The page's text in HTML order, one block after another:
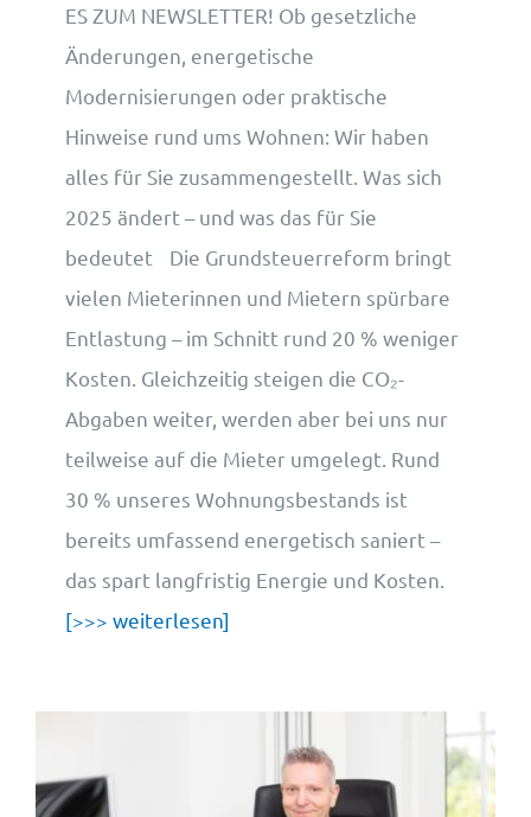
ES ZUM NEWSLETTER! Ob gesetzliche
Änderungen, energetische
Modernisierungen oder praktische
Hinweise rund ums Wohnen: Wir haben
alles für Sie zusammengestellt. Was sich
2025 ändert – und was das für Sie
bedeutet Die Grundsteuerreform bringt
vielen Mieterinnen und Mietern spürbare
Entlastung – im Schnitt rund 20 % weniger
Kosten. Gleichzeitig steigen die CO₂-
Abgaben weiter, werden aber bei uns nur
teilweise auf die Mieter umgelegt. Rund
30 % unseres Wohnungsbestands ist
bereits umfassend energetisch saniert –
das spart langfristig Energie und Kosten.
[>>> weiterlesen]